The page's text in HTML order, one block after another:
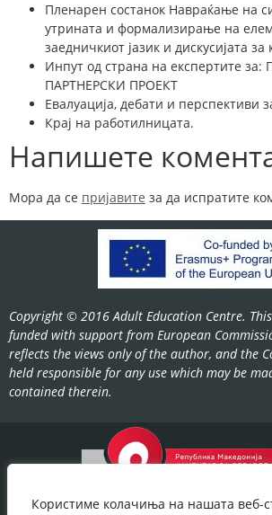
Користиме колачиња на нашата веб-
Пленарен состанок Навраќање на
утрината и формализирање на
заедничкиот јазик и дискусијата
Инпут од страна на експертите за:
ПАРТНЕРСКИ ПРОЕКТ
Евалуација, дебати и перспективи
Крај на работилницата.
Напишете
Мора да се пријавите за да испратите
Copyright © 2016 Adult Education Centre.
funded with support from European
reflects the views only of the author, and the
held responsible for any use which may be
contained therein.